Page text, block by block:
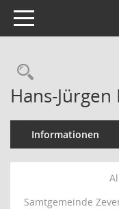
Toggle navigation
Hans-
Informationen
Samtgemeinde